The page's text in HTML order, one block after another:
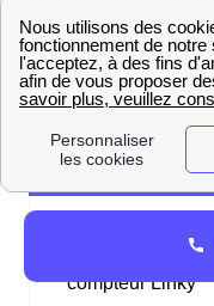
pour le gaz sont à
Les tableaux
en service possibles
Tableau des
standard pour un
compteur Linky